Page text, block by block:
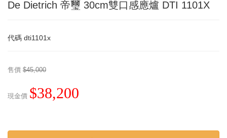
De Dietrich 帝璽 30cm雙口感應爐 DTI 1101X
代碼 dti1101x
售價 $45,000
現金價 $38,200